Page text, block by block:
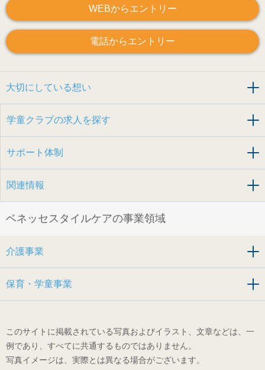
WEBからエントリー
電話からエントリー
大切にしている想い
学童クラブの求人を探す
サポート体制
関連情報
ベネッセスタイルケアの事業領域
介護事業
保育・学童事業
このサイトに掲載されている写真およびイラスト、文章などは、一
例であり、すべてに共通するものではありません。
写真イメージは、実際とは異なる場合がございます。